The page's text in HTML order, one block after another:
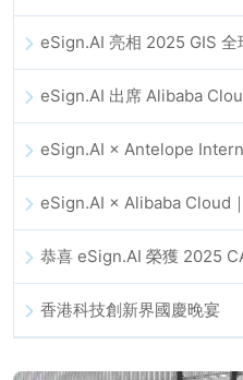
eSign.AI 亮相 2025 GIS 全
恭喜 eSign.AI 榮獲 2025
香港科技創新界國慶晚宴